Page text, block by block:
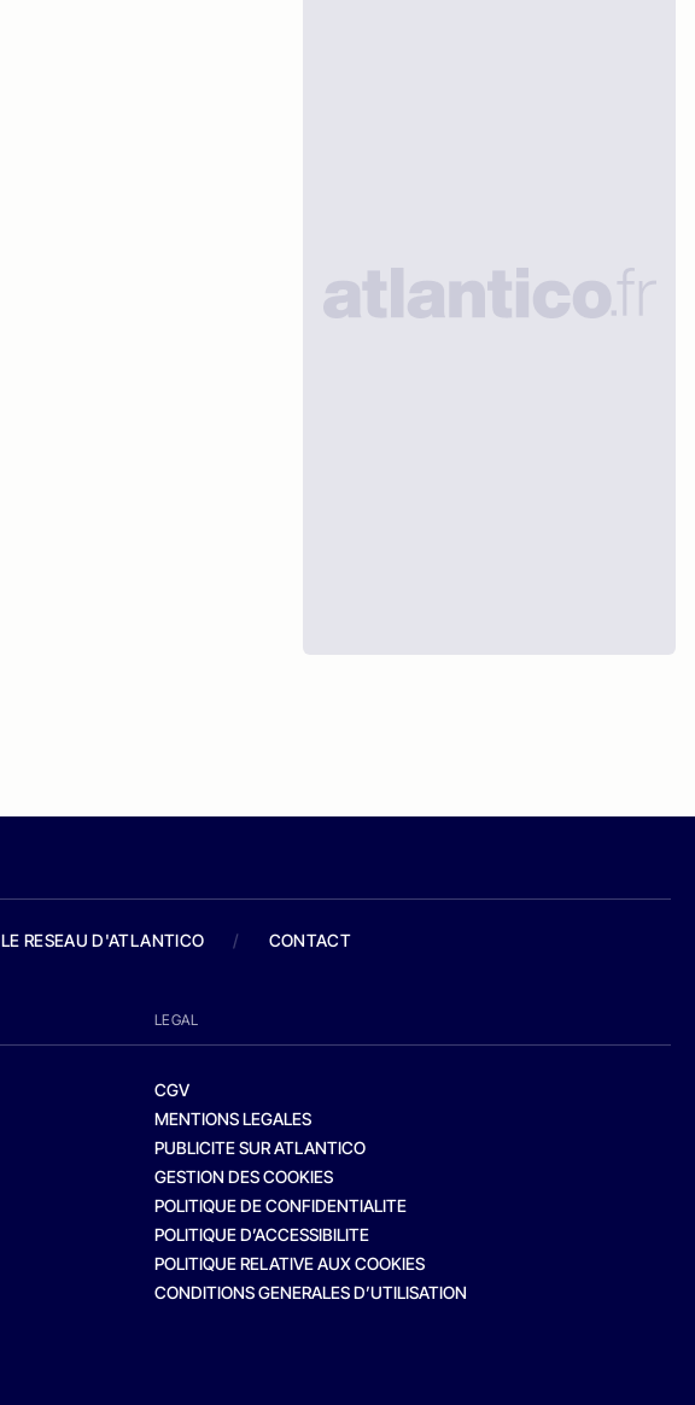
LE RESEAU D'ATLANTICO / CONTACT
LEGAL
CGV
MENTIONS LEGALES
PUBLICITE SUR ATLANTICO
GESTION DES COOKIES
POLITIQUE DE CONFIDENTIALITE
POLITIQUE D’ACCESSIBILITE
POLITIQUE RELATIVE AUX COOKIES
CONDITIONS GENERALES D’UTILISATION